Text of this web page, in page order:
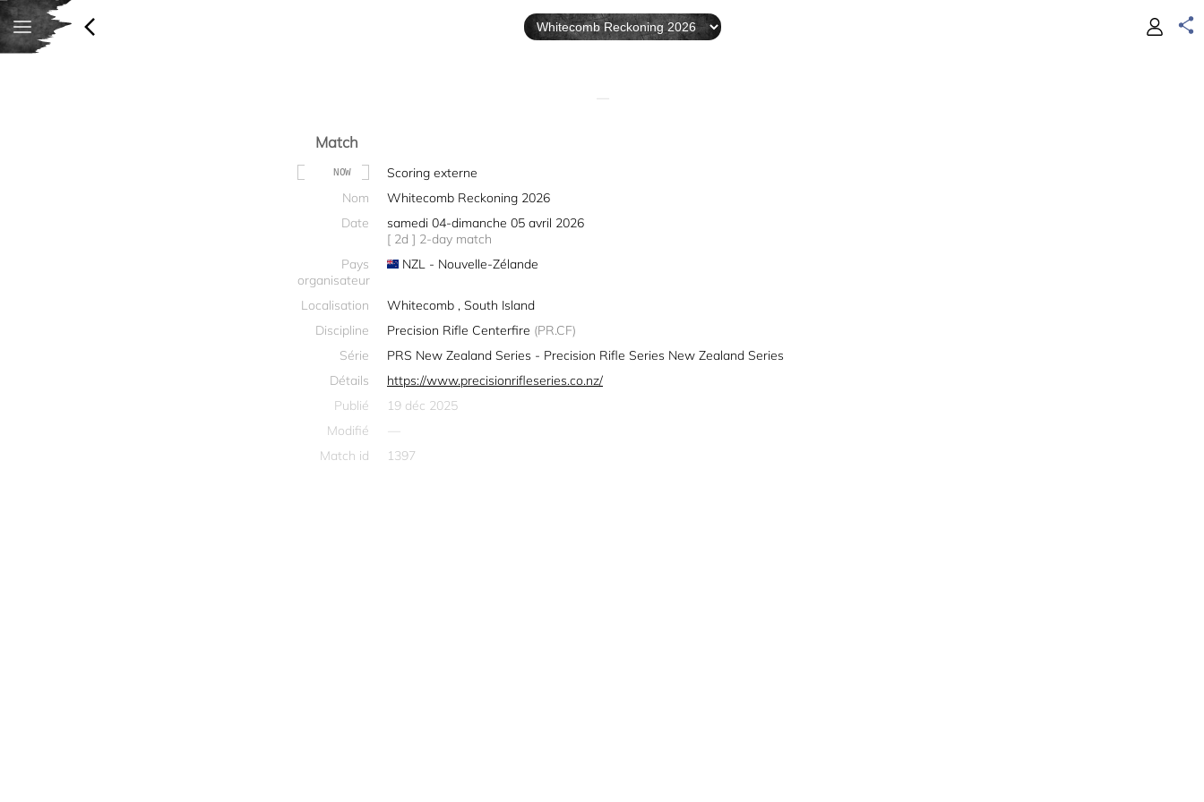
—
Match
NOW
Scoring externe
Nom
Whitecomb Reckoning 2026
Date
samedi 04-dimanche 05 avril 2026
[ 2d ] 2-day match
Pays
organisateur
NZL - Nouvelle-Zélande
Localisation
Whitecomb , South Island
Discipline
Precision Rifle Centerfire (PR.CF)
Série
PRS New Zealand Series - Precision Rifle Series New Zealand Series
Détails
https://www.precisionrifleseries.co.nz/
Publié
19 déc 2025
Modifié
—
Match id
1397